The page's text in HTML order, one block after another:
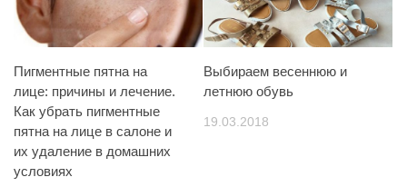
Пигментные пятна на
лице: причины и лечение.
Как убрать пигментные
пятна на лице в салоне и
их удаление в домашних
условиях
Выбираем весеннюю и
летнюю обувь
19.03.2018